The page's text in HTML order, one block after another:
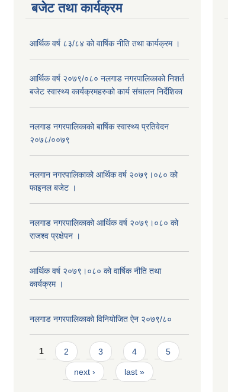
बजेट तथा कार्यक्रम
आर्थिक वर्ष ८३/८४ को वार्षिक नीति तथा कार्यक्रम ।
आर्थिक वर्ष २०७९/०८० नलगाड नगरपालिकाको निशर्त
बजेट स्वास्थ्य कार्यक्रमहरुको कार्य संचालन निर्देशिका
नलगाड नगरपालिकाको बार्षिक स्वास्थ्य प्रतिवेदन
२०७८/००७९
नलगान नगरपालिकाको आर्थिक वर्ष २०७९।०८० को
फाइनल बजेट ।
नलगाड नगरपालिकाको आर्थिक वर्ष २०७९।०८० को
राजश्व प्रक्षेपन ।
आर्थिक वर्ष २०७९।०८० को वार्षिक नीति तथा
कार्यक्रम ।
नलगाड नगरपालिकाको विनियोजित ऐन २०७९/८०
Pages
1 2 3 4 5
next › last »